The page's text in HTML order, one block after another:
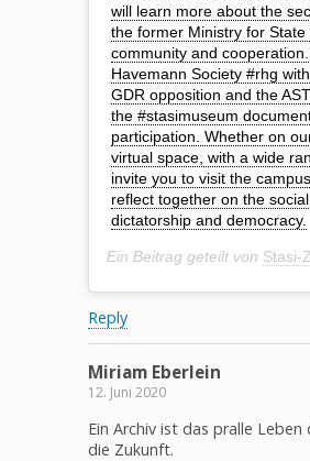
will learn more about the
the former Ministry for State
community and
Havemann Society #rhg
GDR opposition and the
the #stasimuseum
participation. Whether on
virtual space, with a wide
invite you to visit the
reflect together on the
dictatorship and democracy.⁣
Ein Beitrag geteilt von Stasi-
Reply
Miriam Eberlein
12. Juni 2020
Ein Archiv ist das pralle
die Zukunft.